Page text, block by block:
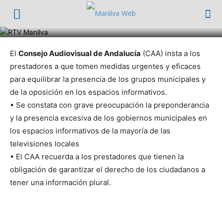
Nuevo tirón de orejas a las TV públicas
1202
Noticias
El Consejo Audiovisual de Andalucía (CAA) insta a los
prestadores a que tomen medidas urgentes y eficaces
para equilibrar la presencia de los grupos municipales y
de la oposición en los espacios informativos.
• Se constata con grave preocupación la preponderancia
y la presencia excesiva de los gobiernos municipales en
los espacios informativos de la mayoría de las
televisiones locales
• El CAA recuerda a los prestadores que tienen la
obligación de garantizar el derecho de los ciudadanos a
tener una información plural.